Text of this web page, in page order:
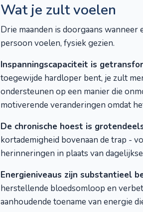
Wat je zult voelen
Drie maanden is doorgaans
persoon voelen, fysiek gezien.
Inspanningscapaciteit is
toegewijde hardloper bent, je zult
ondersteunen op een manier die
motiverende veranderingen omdat
De chronische hoest is
kortademigheid bovenaan de trap -
herinneringen in plaats van
Energieniveaus zijn substantieel
herstellende bloedsomloop en
aanhoudende toename van energie